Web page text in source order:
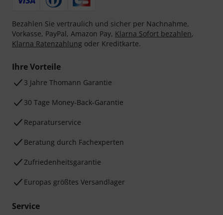
Bezahlen Sie vertraulich und sicher per Nachnahme,
Vorkasse, PayPal, Amazon Pay, Klarna Sofort bezahlen,
Klarna Ratenzahlung oder Kreditkarte.
Ihre Vorteile
3 Jahre Thomann Garantie
30 Tage Money-Back-Garantie
Reparaturservice
Beratung durch Fachexperten
Zufriedenheitsgarantie
Europas größtes Versandlager
Service